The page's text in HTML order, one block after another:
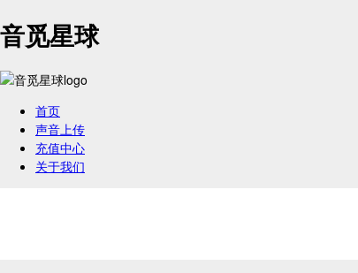
音觅星球
首页
声音上传
充值中心
关于我们